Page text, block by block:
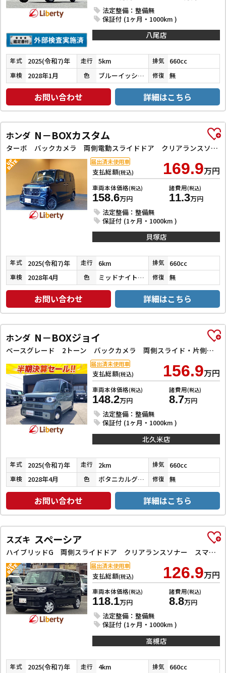
法定整備：整備無
保証付 (1ヶ月・1000km )
八尾店
年式 2025(令和7)年 走行 5km 排気 660cc
車検 2028年1月 色 ブルーイッシュブラックパール３ 修復 無
お問い合わせ 詳細はこちら
ホンダ N－BOXカスタム
ターボ バックカメラ 両側電動スライドドア クリアランスソナー オートクルーズコントロール レーンアシスト オートライト スマートキー アイドリングストップ 電動格納ミラー シートヒーター ベンチシート
支払総額(税込) 169.9万円
車両本体価格(税込)
158.6万円
諸費用(税込)
11.3万円
法定整備：整備無
保証付 (1ヶ月・1000km )
届出済未使用車
貝塚店
年式 2025(令和7)年 走行 6km 排気 660cc
車検 2028年4月 色 ミッドナイトブルービームメタリック 修復 無
お問い合わせ 詳細はこちら
ホンダ N－BOXジョイ
ベースグレード 2トーン バックカメラ 両側スライド・片側電動 クリアランスソナー オートクルーズコントロール レーンアシスト オートライト スマートキー アイドリングストップ シートヒーター CVT ESC エアコン
支払総額(税込) 156.9万円
車両本体価格(税込)
148.2万円
諸費用(税込)
8.7万円
法定整備：整備無
保証付 (1ヶ月・1000km )
届出済未使用車
北久米店
年式 2025(令和7)年 走行 2km 排気 660cc
車検 2028年4月 色 ボタニカルグリーンパール／クリスタルブラック 修復 無
お問い合わせ 詳細はこちら
スズキ スペーシア
ハイブリッドG 両側スライドドア クリアランスソナー スマートキー アイドリングストップ 電動格納ミラー ベンチシート CVT ESC 禁煙車
支払総額(税込) 126.9万円
車両本体価格(税込)
118.1万円
諸費用(税込)
8.8万円
法定整備：整備無
保証付 (1ヶ月・1000km )
届出済未使用車
高槻店
年式 2025(令和7)年 走行 4km 排気 660cc